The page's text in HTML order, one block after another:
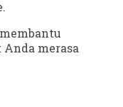
merasa